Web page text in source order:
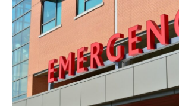
▶︎ お問い合わせ